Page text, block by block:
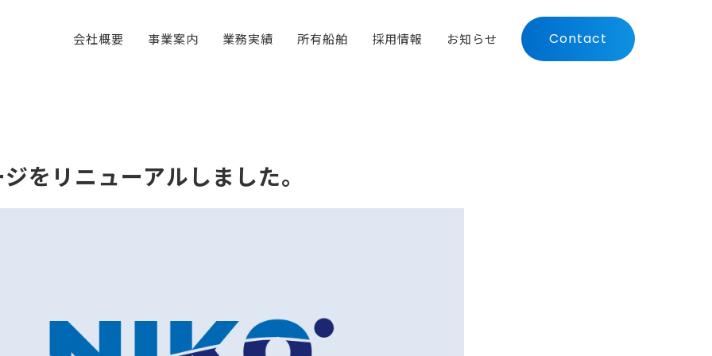
会社概要 事業案内 業務実績 所有船舶 採用情報 お知らせ Contact
をリニューアルしました。